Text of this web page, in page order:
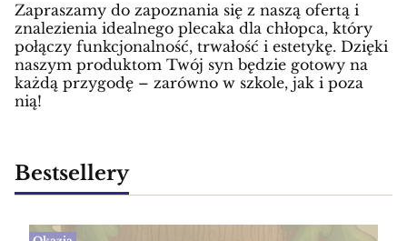
Zapraszamy do zapoznania się z naszą ofertą i
znalezienia idealnego plecaka dla chłopca, który
połączy funkcjonalność, trwałość i estetykę. Dzięki
naszym produktom Twój syn będzie gotowy na
każdą przygodę – zarówno w szkole, jak i poza
nią!
Bestsellery